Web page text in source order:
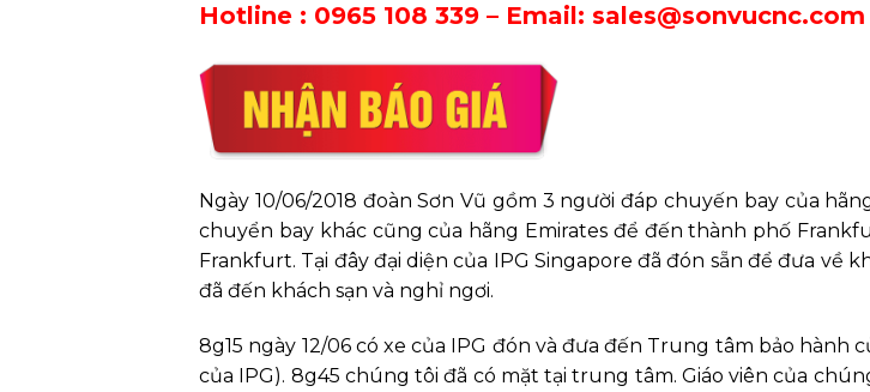
Hotline : 0965 108 339 – Email: sales@sonvucnc.com
Ngày 10/06/2018 đoàn Sơn Vũ gồm 3 người đáp chuyến bay của
chuyển bay khác cũng của hãng Emirates để đến thành phố
Frankfurt. Tại đây đại diện của IPG Singapore đã đón sẵn để đưa về
đã đến khách sạn và nghỉ ngơi.
8g15 ngày 12/06 có xe của IPG đón và đưa đến Trung tâm bảo hành
của IPG). 8g45 chúng tôi đã có mặt tại trung tâm. Giáo viên của